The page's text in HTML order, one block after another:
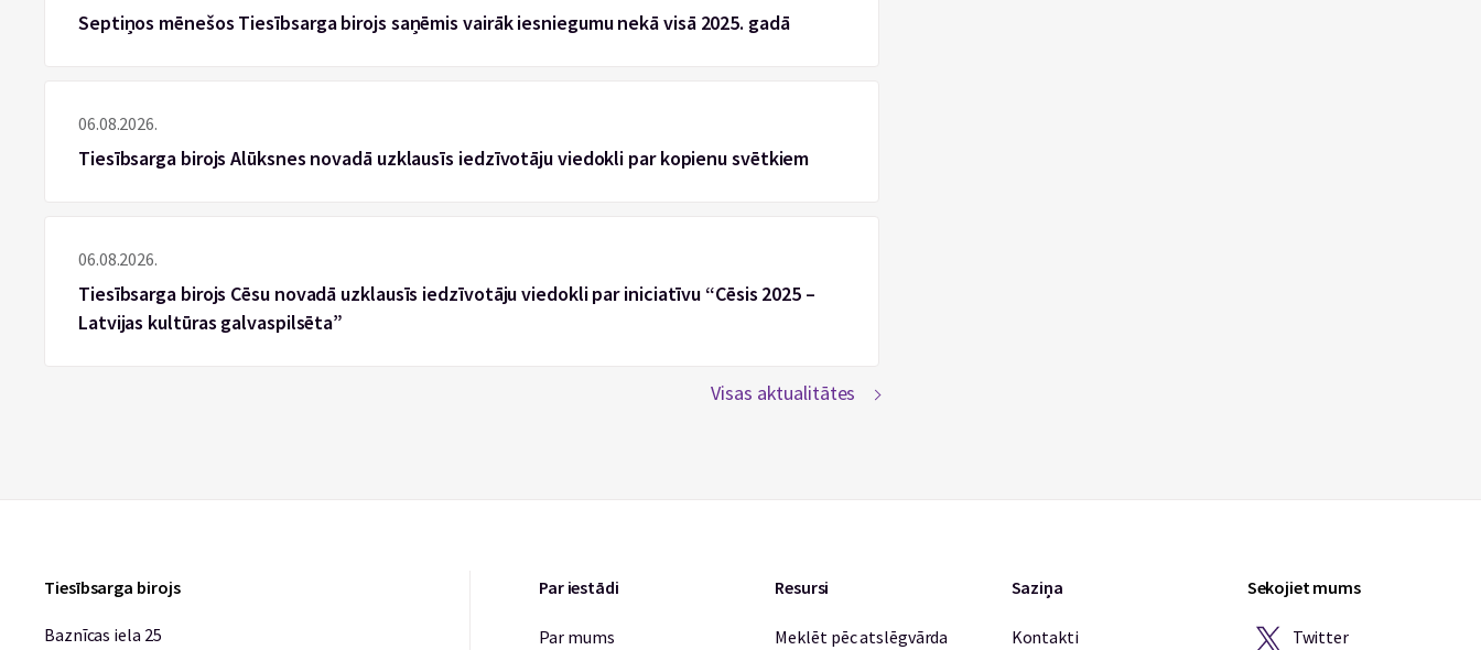
Septiņos mēnešos Tiesībsarga birojs saņēmis vairāk iesniegumu nekā visā 2025. gadā
06.08.2026.
Tiesībsarga birojs Alūksnes novadā uzklausīs iedzīvotāju viedokli par kopienu svētkiem
06.08.2026.
Tiesībsarga birojs Cēsu novadā uzklausīs iedzīvotāju viedokli par iniciatīvu “Cēsis 2025 –
Latvijas kultūras galvaspilsēta”
Visas aktualitātes
Tiesībsarga birojs
Baznīcas iela 25
Par iestādi
Par mums
Resursi
Meklēt pēc atslēgvārda
Saziņa
Kontakti
Sekojiet mums
Twitter